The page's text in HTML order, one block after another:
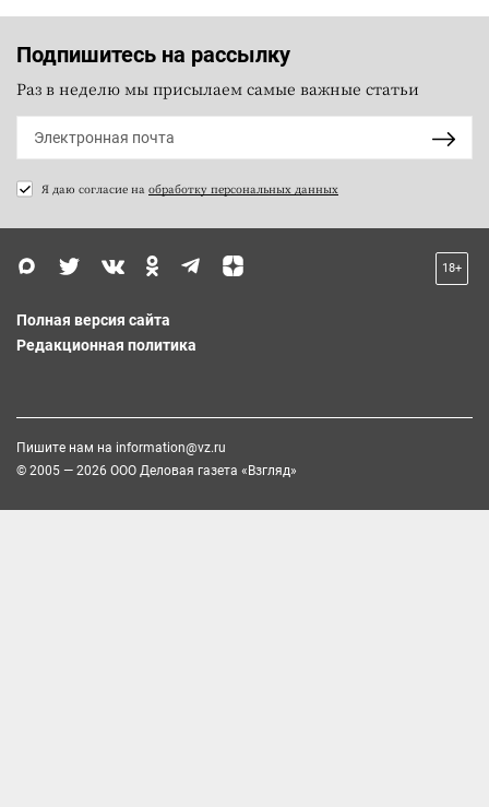
Подпишитесь на рассылку
Раз в неделю мы присылаем самые важные статьи
Я даю согласие на обработку персональных данных
18+
Полная версия сайта
Редакционная политика
Пишите нам на information@vz.ru
© 2005 — 2026 ООО Деловая газета «Взгляд»